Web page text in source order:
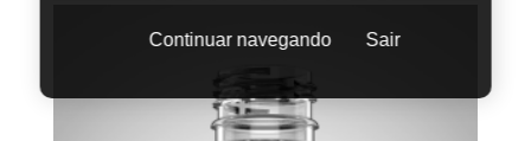
Continuar navegando Sair